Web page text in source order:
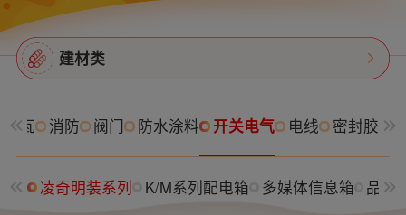
建材类
脂瓦 消防 阀门 防水涂料 开关电气 电线 密封胶
列 凌奇明装系列 K/M系列配电箱 多媒体信息箱 品雅